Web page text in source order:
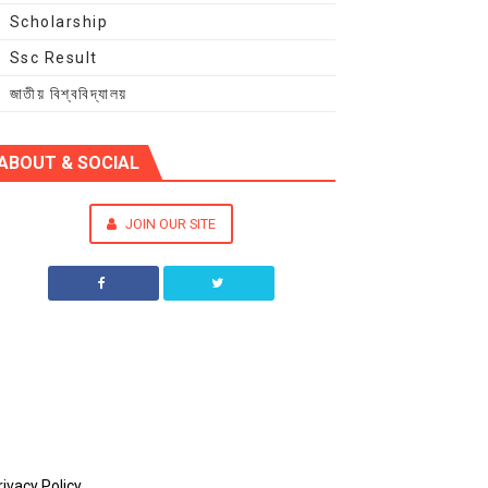
Scholarship
Ssc Result
জাতীয় বিশ্ববিদ্যালয়
& SOCIAL
JOIN OUR SITE